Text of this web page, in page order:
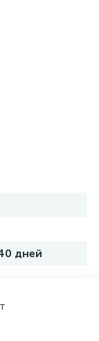
дней